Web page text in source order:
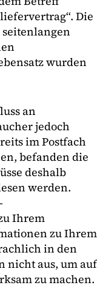
Die
seitenlangen
wurden
an
jedoch
im Postfach
befanden die
deshalb
werden.
Ihrem
zu Ihrem
in den
nicht aus, um auf
zu machen.